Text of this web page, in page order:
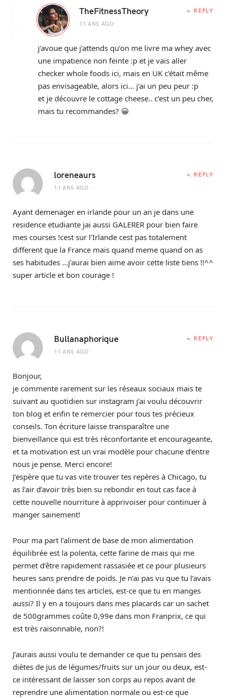
TheFitnessTheory
11 ANS AGO
REPLY
j’avoue que j’attends qu’on me livre ma whey avec
une impatience non feinte :p et je vais aller
checker whole foods ici, mais en UK c’était même
pas envisageable, alors ici… j’ai un peu peur :p
et je découvre le cottage cheese.. c’est un peu cher,
mais tu recommandes? 😀
loreneaurs
11 ANS AGO
REPLY
Ayant demenager en irlande pour un an je dans une
residence etudiante jai aussi GALERER pour bien faire
mes courses !cest sur l’Irlande cest pas totalement
different que la France mais quand meme quand on as
ses habitudes …j’aurai bien aime avoir cette liste tiens !!^^
super article et bon courage !
Bullanaphorique
11 ANS AGO
REPLY
Bonjour,
je commente rarement sur les réseaux sociaux mais te
suivant au quotidien sur instagram j’ai voulu découvrir
ton blog et enfin te remercier pour tous tes précieux
conseils. Ton écriture laisse transparaître une
bienveillance qui est très réconfortante et encourageante,
et ta motivation est un vrai modèle pour chacune d’entre
nous je pense. Merci encore!
J’espère que tu vas vite trouver tes repères à Chicago, tu
as l’air d’avoir très bien su rebondir en tout cas face à
cette nouvelle nourriture à apprivoiser pour continuer à
manger sainement!
Pour ma part l’aliment de base de mon alimentation
équilibrée est la polenta, cette farine de mais qui me
permet d’être rapidement rassasiée et ce pour plusieurs
heures sans prendre de poids. Je n’ai pas vu que tu l’avais
mentionnée dans tes articles, est-ce que tu en manges
aussi? Il y en a toujours dans mes placards car un sachet
de 500grammes coûte 0,99e dans mon Franprix, ce qui
est très raisonnable, non?!
J’aurais aussi voulu te demander ce que tu pensais des
diètes de jus de légumes/fruits sur un jour ou deux, est-
ce intéressant de laisser son corps au repos avant de
reprendre une alimentation normale ou est-ce que